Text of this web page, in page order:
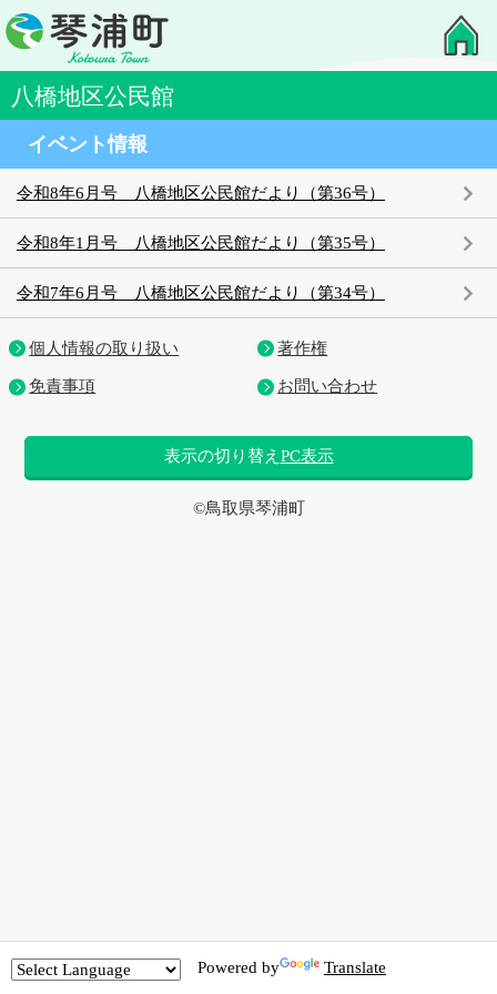
八橋地区公民館
イベント情報
令和8年6月号 八橋地区公民館だより（第36号）
令和8年1月号 八橋地区公民館だより（第35号）
令和7年6月号 八橋地区公民館だより（第34号）
個人情報の取り扱い 著作権
免責事項 お問い合わせ
表示の切り替え PC表示
Powered by Translate
©鳥取県琴浦町